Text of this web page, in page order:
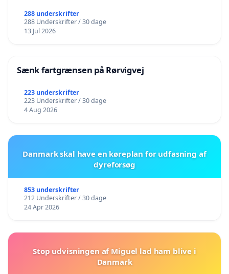
288 underskrifter
288 Underskrifter / 30 dage
13 Jul 2026
Sænk fartgrænsen på Rørvigvej
223 underskrifter
223 Underskrifter / 30 dage
4 Aug 2026
Danmark skal have en køreplan for udfasning af
dyreforsøg
853 underskrifter
212 Underskrifter / 30 dage
24 Apr 2026
Stop udvisningen af Miguel lad ham blive i
Danmark